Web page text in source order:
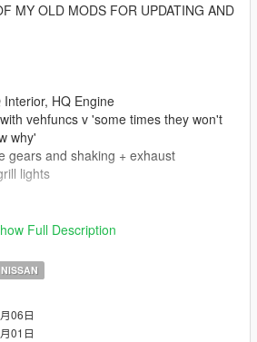
MY OLD MODS FOR UPDATING AND
Interior, HQ Engine
vehfuncs v 'some times they won't
why'
gears and shaking + exhaust
lights
properly
oil cooler\anime pilow\bonnet
can choose what you like
get colored when you tint Windows
Full Description
06日
01日